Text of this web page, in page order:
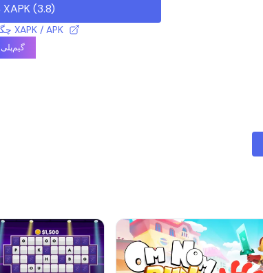
دانلود XAPK(3.8)
چگونگی نصب فایل XAPK / APK
گیم‌پلی